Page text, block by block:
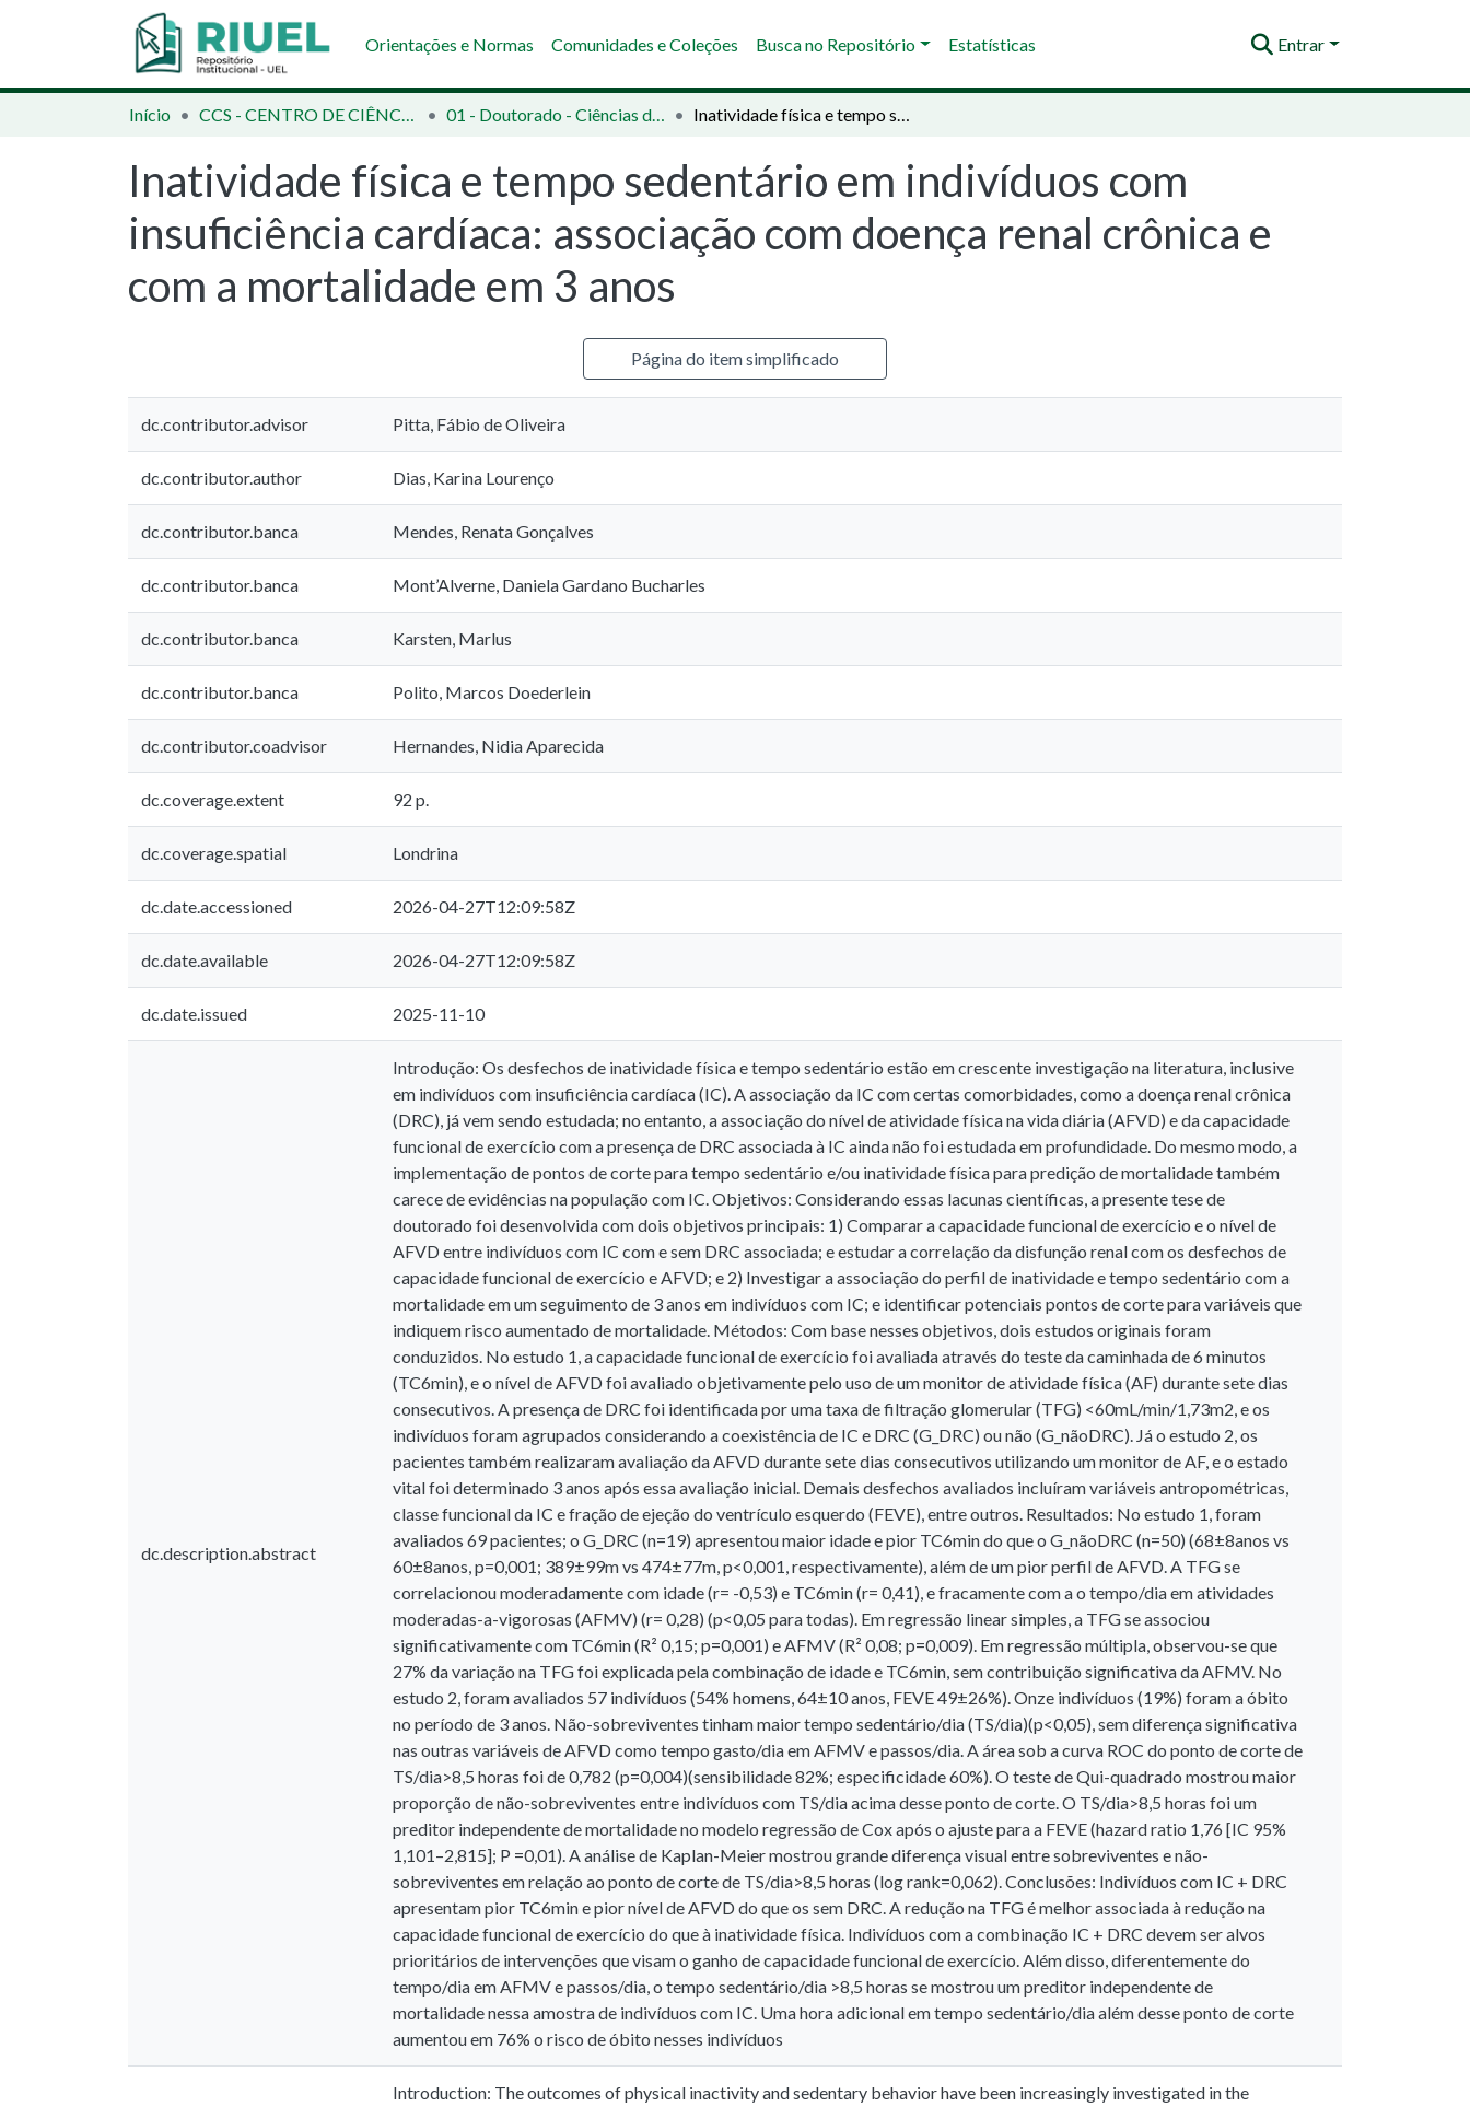
Orientações e Normas Comunidades e Coleções Busca no Repositório Estatísticas Entrar
Início CCS - CENTRO DE CIÊNCIAS DA SAÚDE 01 - Doutorado - Ciências da Reabilitação Inatividade física e tempo sedentário em indivíduos com insuficiência cardíaca: associação com doença renal crônica e com a mortalidade em 3 anos
Inatividade física e tempo sedentário em indivíduos com
insuficiência cardíaca: associação com doença renal crônica e
com a mortalidade em 3 anos
Página do item simplificado
dc.contributor.advisor Pitta, Fábio de Oliveira
dc.contributor.author Dias, Karina Lourenço
dc.contributor.banca Mendes, Renata Gonçalves
dc.contributor.banca Mont’Alverne, Daniela Gardano Bucharles
dc.contributor.banca Karsten, Marlus
dc.contributor.banca Polito, Marcos Doederlein
dc.contributor.coadvisor Hernandes, Nidia Aparecida
dc.coverage.extent 92 p.
dc.coverage.spatial Londrina
dc.date.accessioned 2026-04-27T12:09:58Z
dc.date.available 2026-04-27T12:09:58Z
dc.date.issued 2025-11-10
dc.description.abstract
Introdução: Os desfechos de inatividade física e tempo sedentário estão em crescente investigação na literatura, inclusive
em indivíduos com insuficiência cardíaca (IC). A associação da IC com certas comorbidades, como a doença renal crônica
(DRC), já vem sendo estudada; no entanto, a associação do nível de atividade física na vida diária (AFVD) e da capacidade
funcional de exercício com a presença de DRC associada à IC ainda não foi estudada em profundidade. Do mesmo modo, a
implementação de pontos de corte para tempo sedentário e/ou inatividade física para predição de mortalidade também
carece de evidências na população com IC. Objetivos: Considerando essas lacunas científicas, a presente tese de
doutorado foi desenvolvida com dois objetivos principais: 1) Comparar a capacidade funcional de exercício e o nível de
AFVD entre indivíduos com IC com e sem DRC associada; e estudar a correlação da disfunção renal com os desfechos de
capacidade funcional de exercício e AFVD; e 2) Investigar a associação do perfil de inatividade e tempo sedentário com a
mortalidade em um seguimento de 3 anos em indivíduos com IC; e identificar potenciais pontos de corte para variáveis que
indiquem risco aumentado de mortalidade. Métodos: Com base nesses objetivos, dois estudos originais foram
conduzidos. No estudo 1, a capacidade funcional de exercício foi avaliada através do teste da caminhada de 6 minutos
(TC6min), e o nível de AFVD foi avaliado objetivamente pelo uso de um monitor de atividade física (AF) durante sete dias
consecutivos. A presença de DRC foi identificada por uma taxa de filtração glomerular (TFG) <60mL/min/1,73m2, e os
indivíduos foram agrupados considerando a coexistência de IC e DRC (G_DRC) ou não (G_nãoDRC). Já o estudo 2, os
pacientes também realizaram avaliação da AFVD durante sete dias consecutivos utilizando um monitor de AF, e o estado
vital foi determinado 3 anos após essa avaliação inicial. Demais desfechos avaliados incluíram variáveis antropométricas,
classe funcional da IC e fração de ejeção do ventrículo esquerdo (FEVE), entre outros. Resultados: No estudo 1, foram
avaliados 69 pacientes; o G_DRC (n=19) apresentou maior idade e pior TC6min do que o G_nãoDRC (n=50) (68±8anos vs
60±8anos, p=0,001; 389±99m vs 474±77m, p<0,001, respectivamente), além de um pior perfil de AFVD. A TFG se
correlacionou moderadamente com idade (r= -0,53) e TC6min (r= 0,41), e fracamente com a o tempo/dia em atividades
moderadas-a-vigorosas (AFMV) (r= 0,28) (p<0,05 para todas). Em regressão linear simples, a TFG se associou
significativamente com TC6min (R² 0,15; p=0,001) e AFMV (R² 0,08; p=0,009). Em regressão múltipla, observou-se que
27% da variação na TFG foi explicada pela combinação de idade e TC6min, sem contribuição significativa da AFMV. No
estudo 2, foram avaliados 57 indivíduos (54% homens, 64±10 anos, FEVE 49±26%). Onze indivíduos (19%) foram a óbito
no período de 3 anos. Não-sobreviventes tinham maior tempo sedentário/dia (TS/dia)(p<0,05), sem diferença significativa
nas outras variáveis de AFVD como tempo gasto/dia em AFMV e passos/dia. A área sob a curva ROC do ponto de corte de
TS/dia>8,5 horas foi de 0,782 (p=0,004)(sensibilidade 82%; especificidade 60%). O teste de Qui-quadrado mostrou maior
proporção de não-sobreviventes entre indivíduos com TS/dia acima desse ponto de corte. O TS/dia>8,5 horas foi um
preditor independente de mortalidade no modelo regressão de Cox após o ajuste para a FEVE (hazard ratio 1,76 [IC 95%
1,101–2,815]; P =0,01). A análise de Kaplan-Meier mostrou grande diferença visual entre sobreviventes e não-
sobreviventes em relação ao ponto de corte de TS/dia>8,5 horas (log rank=0,062). Conclusões: Indivíduos com IC + DRC
apresentam pior TC6min e pior nível de AFVD do que os sem DRC. A redução na TFG é melhor associada à redução na
capacidade funcional de exercício do que à inatividade física. Indivíduos com a combinação IC + DRC devem ser alvos
prioritários de intervenções que visam o ganho de capacidade funcional de exercício. Além disso, diferentemente do
tempo/dia em AFMV e passos/dia, o tempo sedentário/dia >8,5 horas se mostrou um preditor independente de
mortalidade nessa amostra de indivíduos com IC. Uma hora adicional em tempo sedentário/dia além desse ponto de corte
aumentou em 76% o risco de óbito nesses indivíduos
Introduction: The outcomes of physical inactivity and sedentary behavior have been increasingly investigated in the